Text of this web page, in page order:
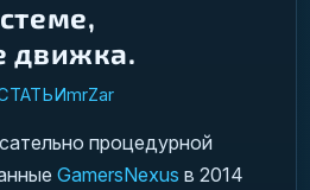
движка.
mrZar
процедурной
GamersNexus в 2014